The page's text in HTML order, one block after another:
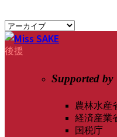
後援
Supported by
農林水産
経済産業
国税庁